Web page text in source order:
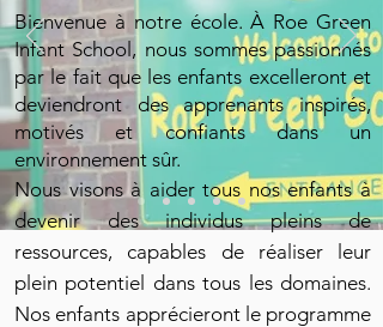
Bienvenue à notre école. À Roe Green
Infant School, nous sommes passionnés
par le fait que les enfants excelleront et
deviendront des apprenants inspirés,
motivés et confiants dans un
environnement sûr.
Nous visons à aider tous nos enfants à
devenir des individus pleins de
ressources, capables de réaliser leur
plein potentiel dans tous les domaines.
Nos enfants apprécieront le programme